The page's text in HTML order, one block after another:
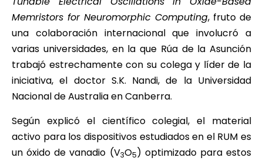
Memristors for Neuromorphic Computing, fruto de
una colaboración internacional que involucró a
varias universidades, en la que Rúa de la Asunción
trabajó estrechamente con su colega y líder de la
iniciativa, el doctor S.K. Nandi, de la Universidad
Nacional de Australia en Canberra.
Según explicó el científico colegial, el material
activo para los dispositivos estudiados en el RUM es
un óxido de vanadio (V3O5) optimizado para estos